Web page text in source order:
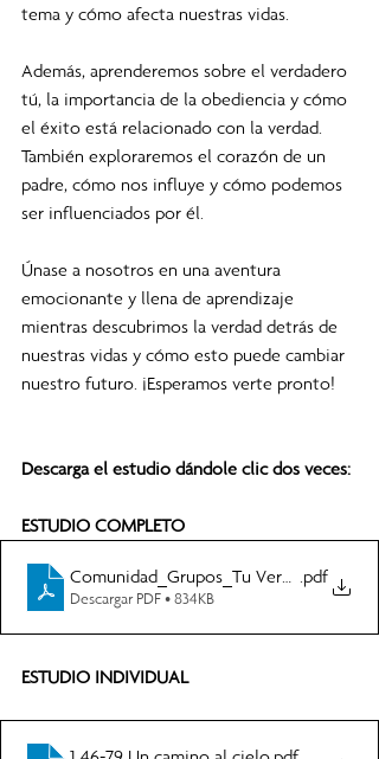
tema y cómo afecta nuestras vidas.
Además, aprenderemos sobre el verdadero
tú, la importancia de la obediencia y cómo
el éxito está relacionado con la verdad.
También exploraremos el corazón de un
padre, cómo nos influye y cómo podemos
ser influenciados por él.
Únase a nosotros en una aventura
emocionante y llena de aprendizaje
mientras descubrimos la verdad detrás de
nuestras vidas y cómo esto puede cambiar
nuestro futuro. ¡Esperamos verte pronto!
Descarga el estudio dándole clic dos veces:
ESTUDIO COMPLETO
Comunidad_Grupos_Tu Verdad vs Tu
.pdf
Descargar PDF • 834KB
ESTUDIO INDIVIDUAL